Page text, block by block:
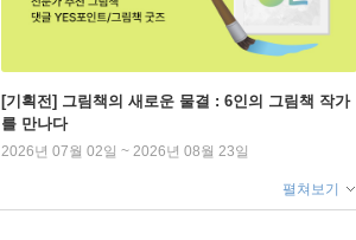
[기획전] 그림책의 새로운 물결 : 6인의 그림책 작가
를 만나다
2026년 07월 02일 ~ 2026년 08월 23일
펼쳐보기